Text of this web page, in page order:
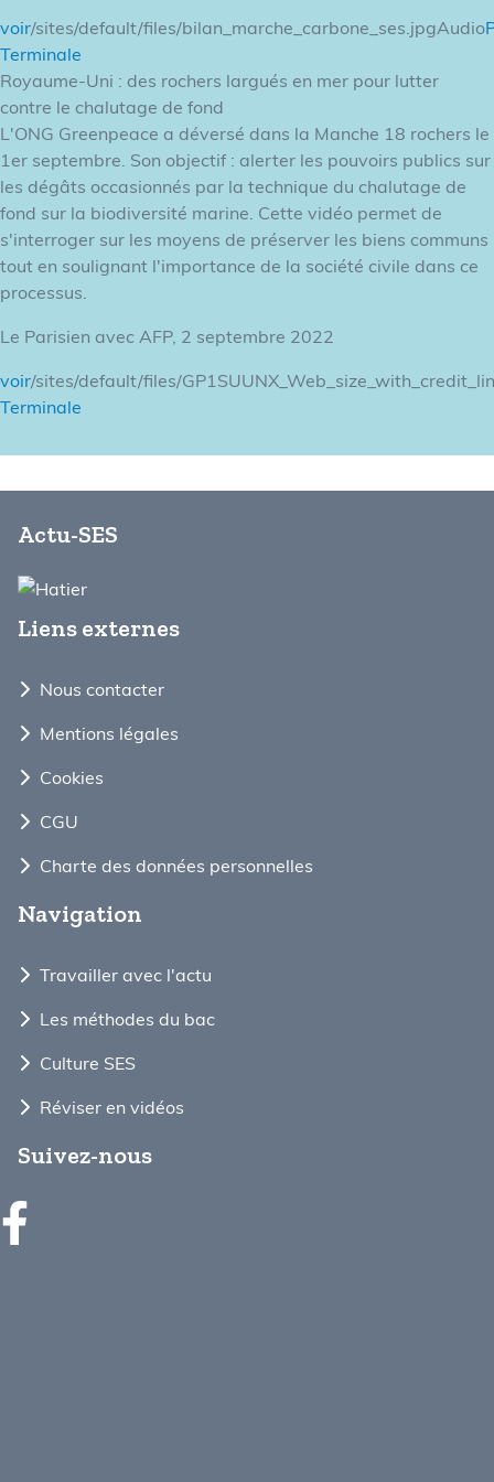
voir/sites/default/files/bilan_marche_carbone_ses.jpgAudio
Terminale
Royaume-Uni : des rochers largués en mer pour lutter
contre le chalutage de fond
L'ONG Greenpeace a déversé dans la Manche 18 rochers le
1er septembre. Son objectif : alerter les pouvoirs publics sur
les dégâts occasionnés par la technique du chalutage de
fond sur la biodiversité marine. Cette vidéo permet de
s'interroger sur les moyens de préserver les biens communs
tout en soulignant l'importance de la société civile dans ce
processus.
Le Parisien avec AFP, 2 septembre 2022
voir/sites/default/files/
Terminale
Actu-SES
Liens externes
Nous contacter
Mentions légales
Cookies
CGU
Charte des données personnelles
Navigation
Travailler avec l'actu
Les méthodes du bac
Culture SES
Réviser en vidéos
Suivez-nous